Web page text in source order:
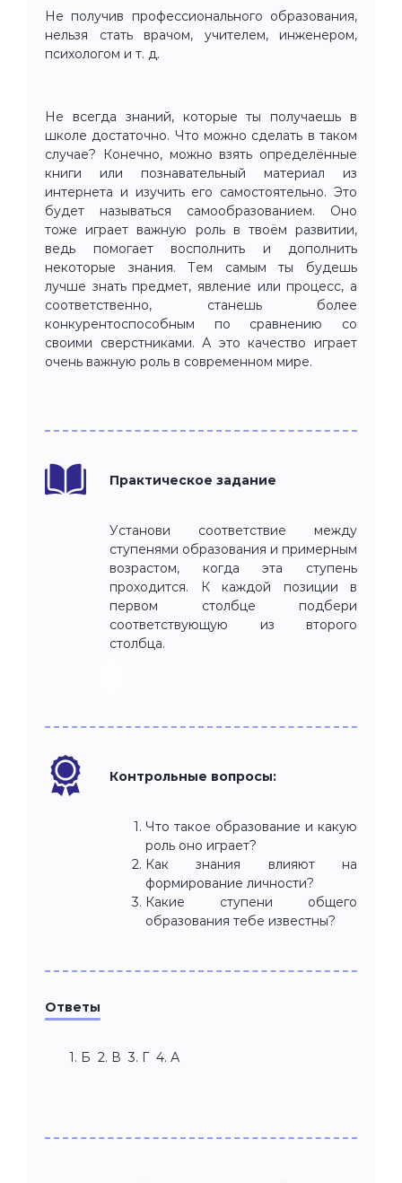
Не получив профессионального образования,
нельзя стать врачом, учителем, инженером,
психологом и т. д.
Не всегда знаний, которые ты получаешь в
школе достаточно. Что можно сделать в таком
случае? Конечно, можно взять определённые
книги или познавательный материал из
интернета и изучить его самостоятельно. Это
будет называться самообразованием. Оно
тоже играет важную роль в твоём развитии,
ведь помогает восполнить и дополнить
некоторые знания. Тем самым ты будешь
лучше знать предмет, явление или процесс, а
соответственно, станешь более
конкурентоспособным по сравнению со
своими сверстниками. А это качество играет
очень важную роль в современном мире.
Практическое задание
Установи соответствие между
ступенями образования и примерным
возрастом, когда эта ступень
проходится. К каждой позиции в
первом столбце подбери
соответствующую из второго
столбца.
Контрольные вопросы:
Что такое образование и какую
роль оно играет?
Как знания влияют на
формирование личности?
Какие ступени общего
образования тебе известны?
Ответы
Б 2. В 3. Г 4. А